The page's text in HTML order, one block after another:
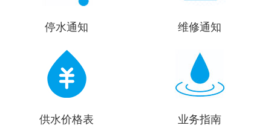
停水通知 维修通知
供水价格表 业务指南